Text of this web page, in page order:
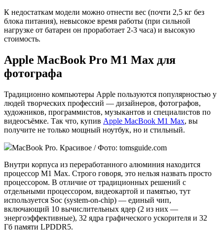
К недостаткам модели можно отнести вес (почти 2,5 кг без
блока питания), невысокое время работы (при сильной
нагрузке от батареи он проработает 2-3 часа) и высокую
стоимость.
Apple MacBook Pro M1 Max для
фотографа
Традиционно компьютеры Apple пользуются популярностью у
людей творческих профессий — дизайнеров, фотографов,
художников, программистов, музыкантов и специалистов по
видеосъёмке. Так что, купив Apple MacBook M1 Max, вы
получите не только мощный ноутбук, но и стильный.
MacBook Pro. Красивое / Фото: tomsguide.com
Внутри корпуса из переработанного алюминия находится
процессор M1 Max. Строго говоря, это нельзя назвать просто
процессором. В отличие от традиционных решений с
отдельными процессором, видеокартой и памятью, тут
используется Soc (system-on-chip) — единый чип,
включающий 10 вычислительных ядер (2 из них —
энергоэффективные), 32 ядра графического ускорителя и 32
Гб памяти LPDDR5.